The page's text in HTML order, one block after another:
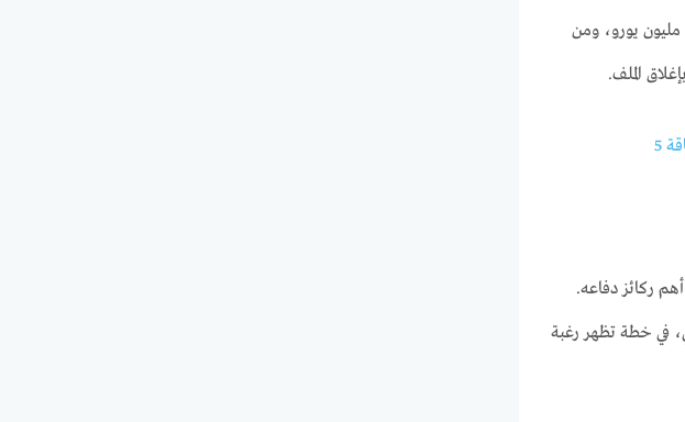
وإتمام العقد سيكلف برشلونة نحو 80 مليون يورو، ومن
الملف.
ركائز دفاعه.
في خطة تظهر رغبة